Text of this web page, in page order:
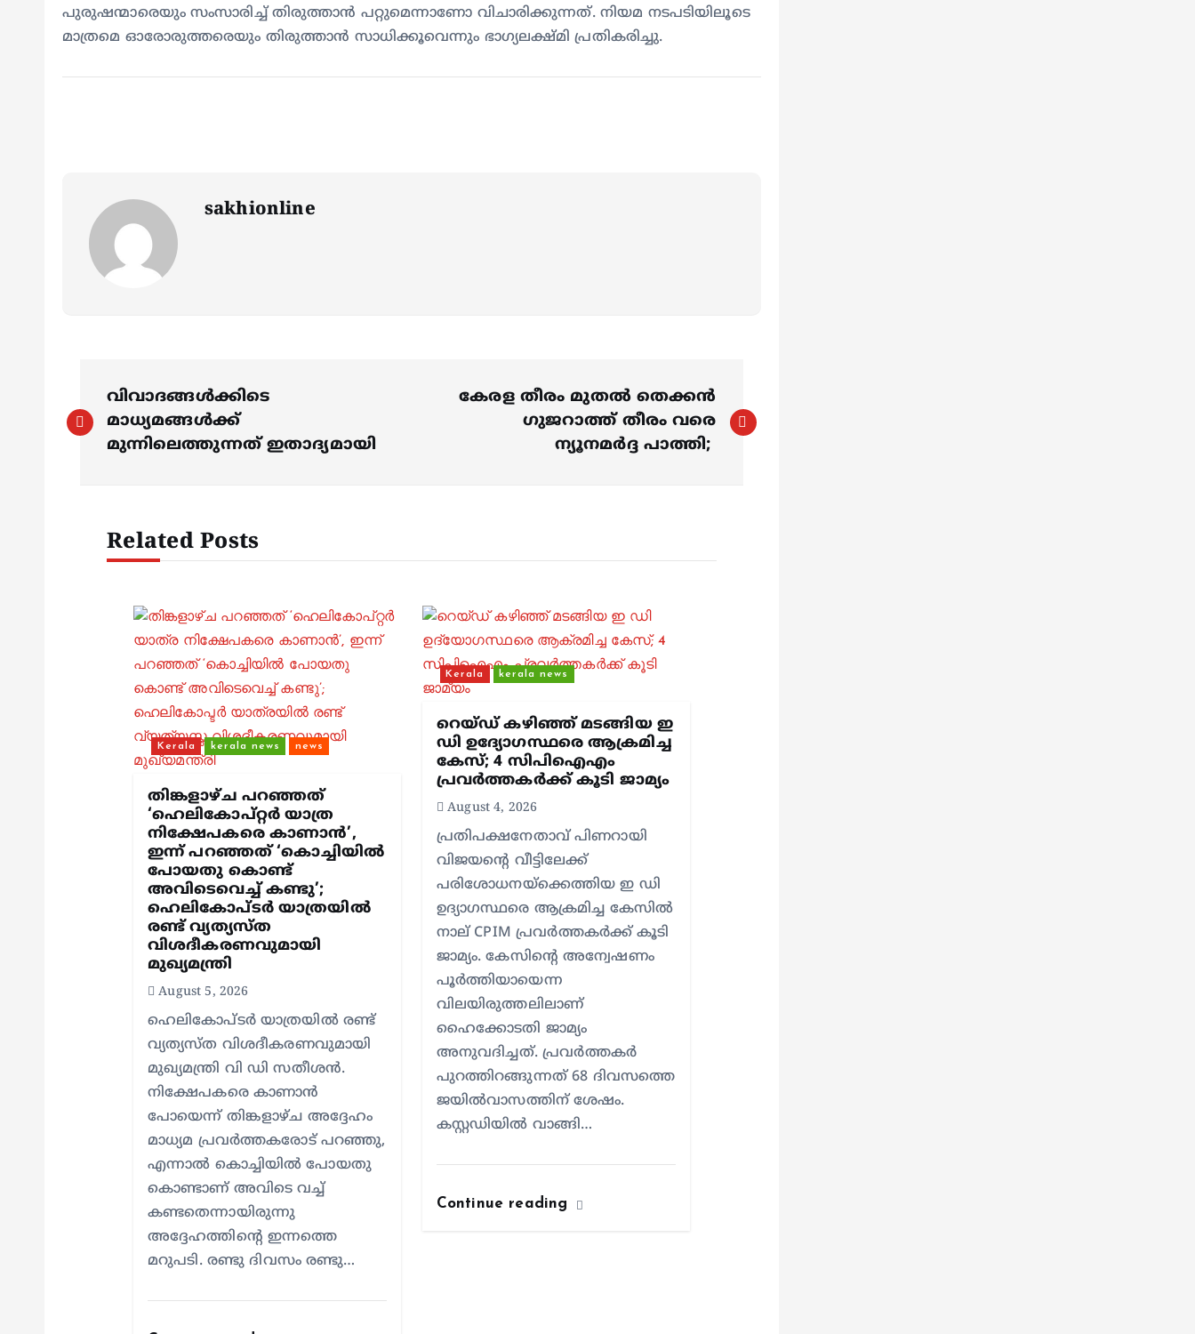
പുരുഷന്മാരെയും സംസാരിച്ച് തിരുത്താൻ പറ്റുമെന്നാണോ വിചാരിക്കുന്നത്. നിയമ നടപടിയിലൂടെ
മാത്രമെ ഓരോരുത്തരെയും തിരുത്താൻ സാധിക്കൂവെന്നും ഭാഗ്യലക്ഷ്മി പ്രതികരിച്ചു.
sakhionline
o
വിവാദങ്ങൾക്കിടെ
മാധ്യമങ്ങൾക്ക്
മുന്നിലെത്തുന്നത് ഇതാദ്യമായി
കേരള തീരം മുതൽ തെക്കൻ
ഗുജറാത്ത്‌ തീരം വരെ
ന്യൂനമർദ്ദ പാത്തി;
Related Posts
Kerala kerala news news
തിങ്കളാഴ്ച പറഞ്ഞത്
‘ഹെലികോപ്റ്റർ യാത്ര
നിക്ഷേപകരെ കാണാൻ’,
ഇന്ന് പറഞ്ഞത് ‘കൊച്ചിയിൽ
പോയതു കൊണ്ട്
അവിടെവെച്ച് കണ്ടു’;
ഹെലികോപ്ടർ യാത്രയിൽ
രണ്ട് വ്യത്യസ്ത
വിശദീകരണവുമായി
മുഖ്യമന്ത്രി
August 5, 2026
ഹെലികോപ്ടർ യാത്രയിൽ രണ്ട്
വ്യത്യസ്ത വിശദീകരണവുമായി
മുഖ്യമന്ത്രി വി ഡി സതീശൻ.
നിക്ഷേപകരെ കാണാൻ
പോയെന്ന് തിങ്കളാഴ്ച അദ്ദേഹം
മാധ്യമ പ്രവർത്തകരോട് പറഞ്ഞു,
എന്നാൽ കൊച്ചിയിൽ പോയതു
കൊണ്ടാണ് അവിടെ വച്ച്
കണ്ടതെന്നായിരുന്നു
അദ്ദേഹത്തിന്റെ ഇന്നത്തെ
മറുപടി. രണ്ടു ദിവസം രണ്ടു…
Kerala kerala news
റെയ്ഡ് കഴിഞ്ഞ് മടങ്ങിയ ഇ
ഡി ഉദ്യോഗസ്ഥരെ ആക്രമിച്ച
കേസ്; 4 സിപിഐഎം
പ്രവർത്തകർക്ക് കൂടി ജാമ്യം
August 4, 2026
പ്രതിപക്ഷനേതാവ് പിണറായി
വിജയന്റെ വീട്ടിലേക്ക്
പരിശോധനയ്ക്കെത്തിയ ഇ ഡി
ഉദ്യാഗസ്ഥരെ ആക്രമിച്ച കേസിൽ
നാല് CPIM പ്രവർത്തകർക്ക് കൂടി
ജാമ്യം. കേസിന്റെ അന്വേഷണം
പൂർത്തിയായെന്ന
വിലയിരുത്തലിലാണ്
ഹൈക്കോടതി ജാമ്യം
അനുവദിച്ചത്. പ്രവർത്തകർ
പുറത്തിറങ്ങുന്നത് 68 ദിവസത്തെ
ജയിൽവാസത്തിന് ശേഷം.
കസ്റ്റഡിയില്‍ വാങ്ങി…
Continue reading